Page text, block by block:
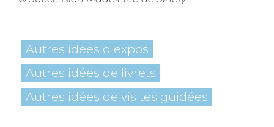
Autres idées d expos
Autres idées de livrets
Autres idées de visites guidées